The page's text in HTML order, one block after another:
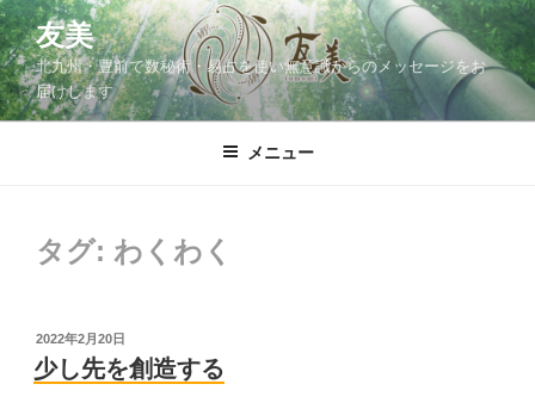
コ
ン
テ
ン
ツ
友美
北九州・豊前で数秘術・易占を使い無意識からのメッセージをお
届けします
メニュー
タグ: わくわく
投
稿
日:
2022年2月20日
少し先を創造する